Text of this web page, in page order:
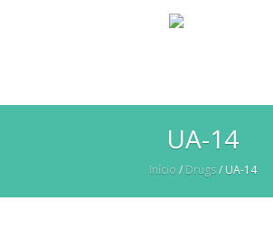
UA-14
Início / Drugs/ UA-14